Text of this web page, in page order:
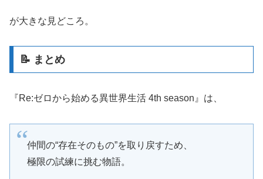
が大きな見どころ。
📝 まとめ
『Re:ゼロから始める異世界生活 4th season』は、
仲間の“存在そのもの”を取り戻すため、
極限の試練に挑む物語。